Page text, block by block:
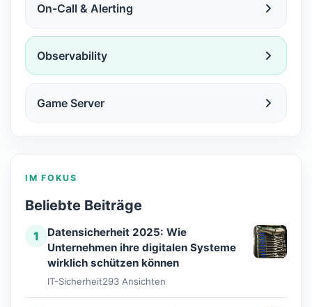
On-Call & Alerting
Observability
Game Server
IM FOKUS
Beliebte Beiträge
1
Datensicherheit 2025: Wie
Unternehmen ihre digitalen Systeme
wirklich schützen können
IT-Sicherheit293 Ansichten